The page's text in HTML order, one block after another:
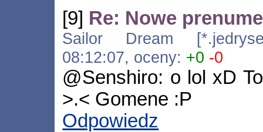
[9] Re: Nowe
Sailor Dream
08:12:07, oceny: +0 -0
@Senshiro: o lol xD
>.< Gomene :P
Odpowiedz